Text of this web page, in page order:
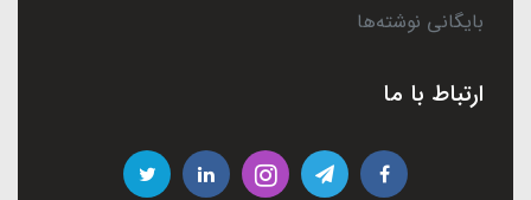
بایگانی نوشته‌ها
ارتباط با ما